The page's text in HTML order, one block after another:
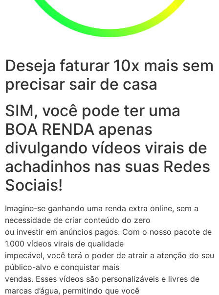
Deseja faturar 10x mais sem
precisar sair de casa
SIM, você pode ter uma
BOA RENDA apenas
divulgando vídeos virais de
achadinhos nas suas Redes
Sociais!
Imagine-se ganhando uma renda extra online, sem a
necessidade de criar conteúdo do zero
ou investir em anúncios pagos. Com o nosso pacote de
1.000 vídeos virais de qualidade
impecável, você terá o poder de atrair a atenção do seu
público-alvo e conquistar mais
vendas. Esses vídeos são personalizáveis e livres de
marcas d’água, permitindo que você